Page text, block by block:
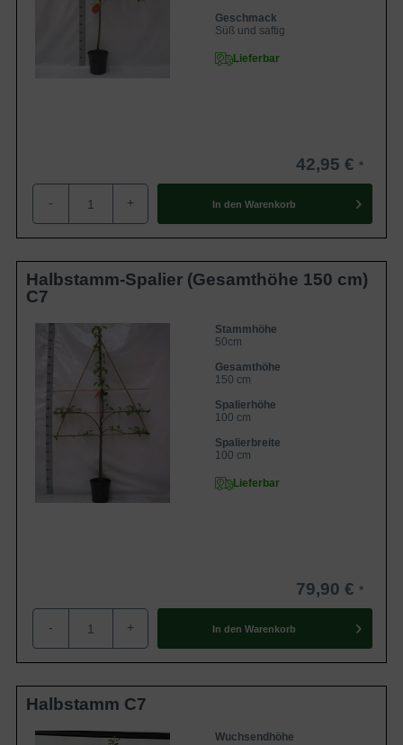
Geschmack
Süß und saftig
Lieferbar
42,95 €
- + In den Warenkorb
Halbstamm-Spalier (Gesamthöhe 150 cm)
C7
Stammhöhe
50cm
Gesamthöhe
150 cm
Spalierhöhe
100 cm
Spalierbreite
100 cm
Lieferbar
79,90 €
- + In den Warenkorb
Halbstamm C7
Wuchsendhöhe